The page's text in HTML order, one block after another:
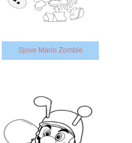
Sjove Mario Zombie